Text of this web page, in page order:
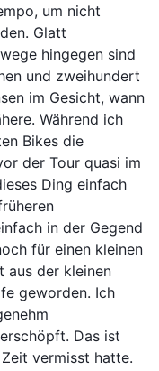
um nicht
Glatt
hingegen sind
und zweihundert
im Gesicht, wann
Während ich
Bikes die
der Tour quasi im
Ding einfach
in der Gegend
für einen kleinen
aus der kleinen
geworden. Ich
Das ist
vermisst hatte.